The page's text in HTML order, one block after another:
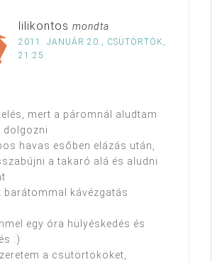
lilikontos mondta
2011. JANUÁR 20., CSÜTÖRTÖK,
21:25
mert a páromnál aludtam
dolgozni
havas esőben elázás után,
a takaró alá és aludni
barátommal kávézgatás
egy óra hülyéskedés és
:)
a csütörtököket,